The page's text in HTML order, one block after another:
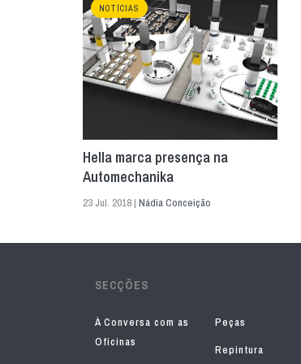
NOTÍCIAS
Hella marca presença na
Automechanika
23 Jul. 2018 | Nádia Conceição
SECÇÕES
À Conversa com as
Oficinas
Peças
Repintura